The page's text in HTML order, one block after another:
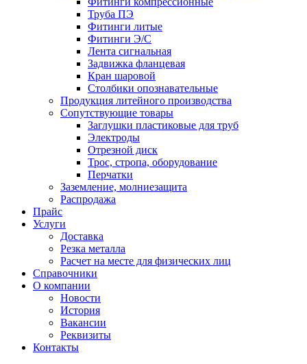
Труба ПЭ
Фитинги литые
Фитинги Э/С
Лента сигнальная
Задвижка фланцевая
Кран шаровой
Столбики опознавательные
Продукция литейного производства
Сопутствующие товары
Заглушки пластиковые для труб
Электроды
Отрезной диск
Трос, стропа, оборудование
Перчатки
Заземление, молниезащита
Распродажа
Прайс
Услуги
Доставка
Резка металла
Расчет на месте для физических лиц
Справочники
О компании
Новости
История
Вакансии
Реквизиты
Контакты